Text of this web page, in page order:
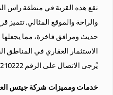
تقع هذه القرية في منطقة راس
والراحة والموقع المثالي.
حديث ومرافق فاخرة، مما يجعلها
الاستثمار العقاري في المناطق
يُرجى الاتصال على الرقم 00201069210222.
خدمات ومميزات شركة جيتس